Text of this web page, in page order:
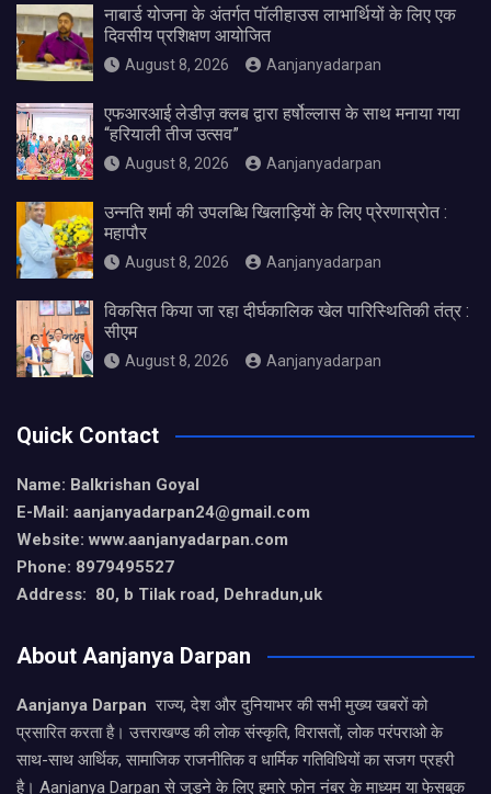
नाबार्ड योजना के अंतर्गत पॉलीहाउस लाभार्थियों के लिए एक
दिवसीय प्रशिक्षण आयोजित
August 8, 2026 Aanjanyadarpan
एफआरआई लेडीज़ क्लब द्वारा हर्षोल्लास के साथ मनाया गया
“हरियाली तीज उत्सव”
August 8, 2026 Aanjanyadarpan
उन्नति शर्मा की उपलब्धि खिलाड़ियों के लिए प्रेरणास्रोत :
महापौर
August 8, 2026 Aanjanyadarpan
विकसित किया जा रहा दीर्घकालिक खेल पारिस्थितिकी तंत्र :
सीएम
August 8, 2026 Aanjanyadarpan
Quick Contact
Name: Balkrishan Goyal
E-Mail: aanjanyadarpan24@gmail.com
Website: www.aanjanyadarpan.com
Phone: 8979495527
Address: 80, b Tilak road, Dehradun,uk
About Aanjanya Darpan
Aanjanya Darpan राज्य, देश और दुनियाभर की सभी मुख्य खबरों को
प्रसारित करता है। उत्तराखण्ड की लोक संस्कृति, विरासतों, लोक परंपराओ के
साथ-साथ आर्थिक, सामाजिक राजनीतिक व धार्मिक गतिविधियों का सजग प्रहरी
है। Aanjanya Darpan से जुड़ने के लिए हमारे फोन नंबर के माध्यम या फेसबुक